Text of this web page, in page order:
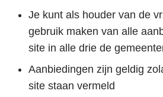
Je kunt als houder van de
gebruik maken van alle
site in alle drie de
Aanbiedingen zijn geldig
site staan vermeld